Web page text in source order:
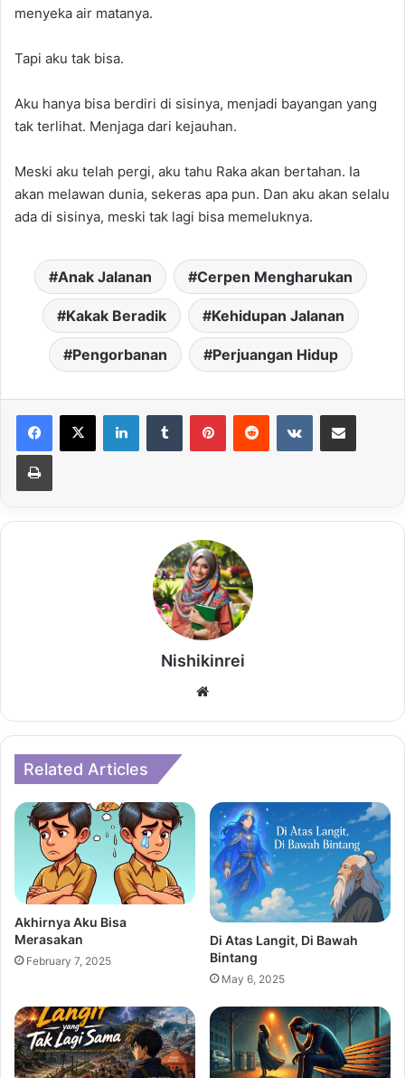
menyeka air matanya.
Tapi aku tak bisa.
Aku hanya bisa berdiri di sisinya, menjadi bayangan yang
tak terlihat. Menjaga dari kejauhan.
Meski aku telah pergi, aku tahu Raka akan bertahan. Ia
akan melawan dunia, sekeras apa pun. Dan aku akan selalu
ada di sisinya, meski tak lagi bisa memeluknya.
Anak Jalanan Cerpen Mengharukan
Kakak Beradik Kehidupan Jalanan
Pengorbanan Perjuangan Hidup
LinkedInTumblr PinterestReddit VKontakteShare via Email
Print
Nishikinrei
Related Articles
Akhirnya Aku Bisa
Merasakan
February 7, 2025
Di Atas Langit, Di Bawah
Bintang
May 6, 2025